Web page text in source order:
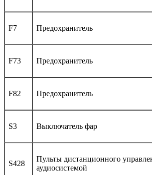
F7 Предохранитель
F73 Предохранитель
F82 Предохранитель
S3 Выключатель фар
S428
Пульты дистанционного
аудиосистемой